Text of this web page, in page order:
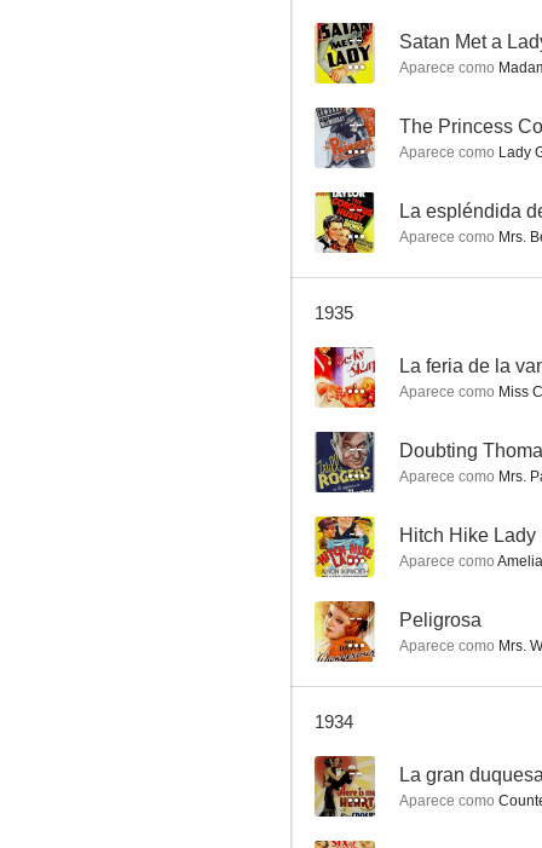
Satan Met a Lady
--
--
--
-- Satan Met a
Aparece como
-- The Princess
Aparece como Lady
-- La espléndida
Aparece como Mrs.
1935
7.0 La feria de la
Aparece como Miss
-- Doubting
Aparece como Mrs.
-- Hitch Hike Lady
Aparece como
-- Peligrosa
Aparece como Mrs.
1934
-- La gran
Aparece como